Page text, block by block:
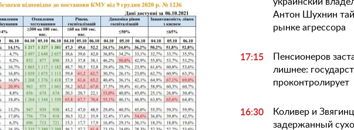
Антон Шухнин
рынке агрессора
17:15
Пенсионеров
лишнее:
проконтролирует
16:30
Коливер и
задержанный